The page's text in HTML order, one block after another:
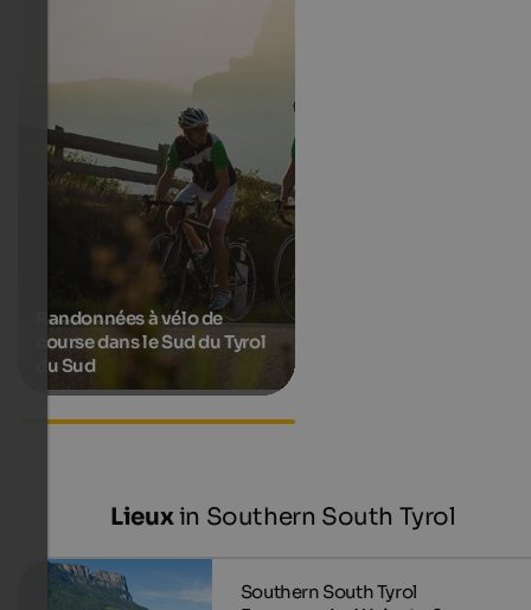
Randonnées à vélo de
course dans le Sud du Tyrol
du Sud
Accommodations in Altrei
Lieuxin Southern South Tyrol